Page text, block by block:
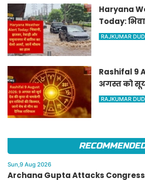
Haryana
Today:
यमुनानगर में
RAJKUMAR
Rashifal 9
अगस्त को
चमकेगी इन
RAJKUMAR
Sun,9 Aug 2026
Archana Gupta Attacks